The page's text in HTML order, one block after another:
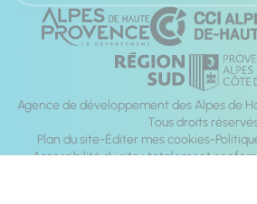
Agence de développement des Alpes de
Tous droits
Plan du site Éditer mes cookies
Accessibilité du site : totalement